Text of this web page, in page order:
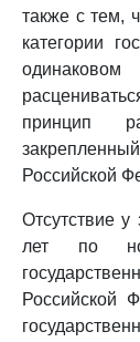
также с тем,
категории
принцип
Российской
Отсутствие
лет по
Российской